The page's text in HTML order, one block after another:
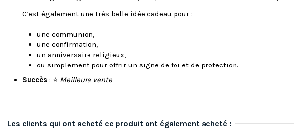
C’est également une très belle idée cadeau pour :
une communion,
une confirmation,
un anniversaire religieux,
ou simplement pour offrir un signe de foi et de protection.
Succès : ⭐ Meilleure vente
Les clients qui ont acheté ce produit ont également acheté :